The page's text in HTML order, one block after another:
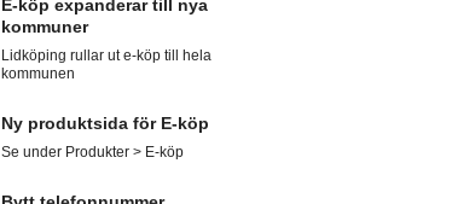
E-köp expanderar till nya
kommuner
Lidköping rullar ut e-köp till hela
kommunen
Ny produktsida för E-köp
Se under Produkter > E-köp